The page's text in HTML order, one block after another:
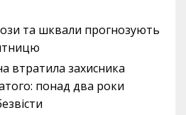
та шквали прогнозують
втратила захисника
понад два роки